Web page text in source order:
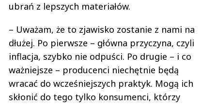
ubrań z lepszych materiałów.
– Uważam, że to zjawisko zostanie z nami na
dłużej. Po pierwsze – główna przyczyna, czyli
inflacja, szybko nie odpuści. Po drugie – i co
ważniejsze – producenci niechętnie będą
wracać do wcześniejszych praktyk. Mogą ich
skłonić do tego tylko konsumenci, którzy